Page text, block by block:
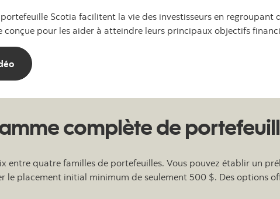
Scotia facilitent la vie des investisseurs en regroupant
pour les aider à atteindre leurs principaux objectifs
complète de
entre quatre familles de portefeuilles. Vous pouvez établir un
le placement initial minimum de seulement 500 $. Des options